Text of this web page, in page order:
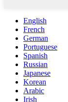
English
French
German
Portuguese
Spanish
Russian
Japanese
Korean
Arabic
Irish